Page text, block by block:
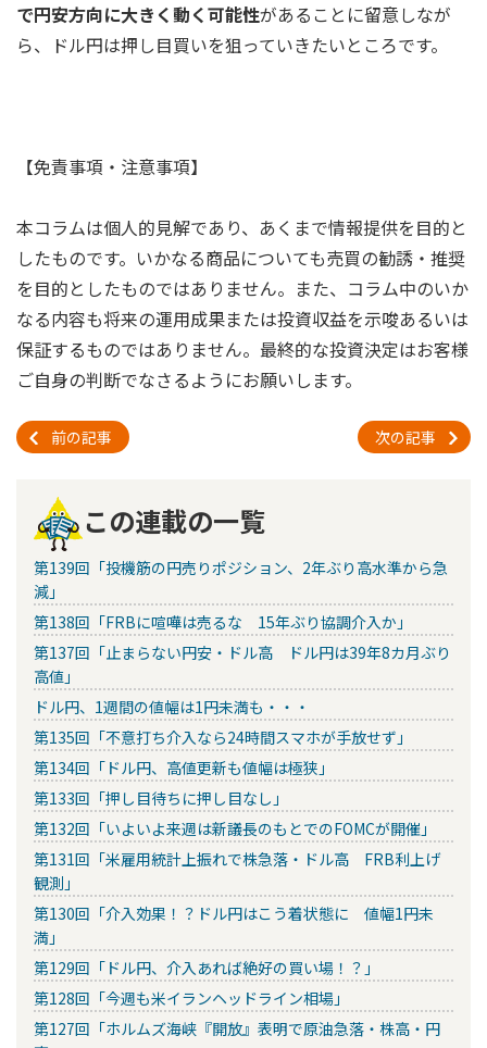
で円安方向に大きく動く可能性があることに留意しなが
ら、ドル円は押し目買いを狙っていきたいところです。
【免責事項・注意事項】
本コラムは個人的見解であり、あくまで情報提供を目的と
したものです。いかなる商品についても売買の勧誘・推奨
を目的としたものではありません。また、コラム中のいか
なる内容も将来の運用成果または投資収益を示唆あるいは
保証するものではありません。最終的な投資決定はお客様
ご自身の判断でなさるようにお願いします。
前の記事 次の記事
この連載の一覧
第139回「投機筋の円売りポジション、2年ぶり高水準から急
減」
第138回「FRBに喧嘩は売るな 15年ぶり協調介入か」
第137回「止まらない円安・ドル高 ドル円は39年8カ月ぶり
高値」
ドル円、1週間の値幅は1円未満も・・・
第135回「不意打ち介入なら24時間スマホが手放せず」
第134回「ドル円、高値更新も値幅は極狭」
第133回「押し目待ちに押し目なし」
第132回「いよいよ来週は新議長のもとでのFOMCが開催」
第131回「米雇用統計上振れで株急落・ドル高 FRB利上げ
観測」
第130回「介入効果！？ドル円はこう着状態に 値幅1円未
満」
第129回「ドル円、介入あれば絶好の買い場！？」
第128回「今週も米イランヘッドライン相場」
第127回「ホルムズ海峡『開放』表明で原油急落・株高・円